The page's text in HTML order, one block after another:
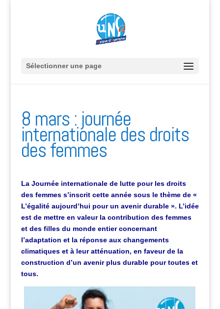
Sélectionner une page
8 mars : journée
internationale des droits
des femmes
La Journée internationale de lutte pour les droits
des femmes s’inscrit cette année sous le thème de «
L’égalité aujourd’hui pour un avenir durable ». L’idée
est de mettre en valeur la contribution des femmes
et des filles du monde entier concernant
l’adaptation et la réponse aux changements
climatiques et à leur atténuation, en faveur de la
construction d’un avenir plus durable pour toutes et
tous.